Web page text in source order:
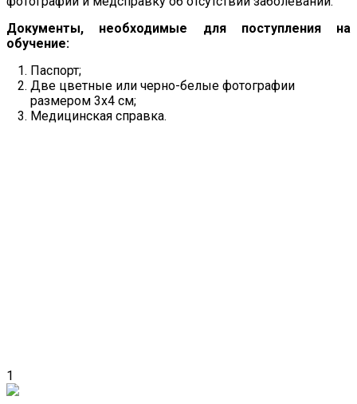
Документы, необходимые для поступления на
обучение:
Паспорт;
Две цветные или черно-белые фотографии
размером 3x4 см;
Медицинская справка.
1